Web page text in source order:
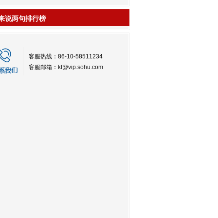
说两句排行榜
客服热线：86-10-58511234
客服邮箱： kf@vip.sohu.com